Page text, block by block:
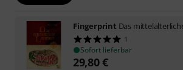
Fingerprint Das
1
Sofort lieferbar
29,80€